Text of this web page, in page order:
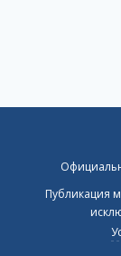
Публикация